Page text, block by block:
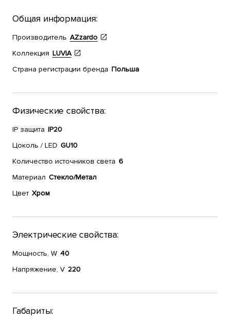
Общая информация:
Производитель AZzardo
Коллекция LUVIA
Страна регистрации бренда Польша
Физические свойства:
IP защита IP20
Цоколь / LED GU10
Количество источников света 6
Материал Стекло/Метал
Цвет Хром
Электрические свойства:
Мощность, W 40
Напряжение, V 220
Габариты: